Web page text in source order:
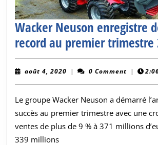
Wacker Neuson enregistre
record au premier trimestre
août 4, 2020 août
| 0 Comment |
Le groupe Wacker Neuson a démarré
succès au premier trimestre avec une
ventes de plus de 9 % à 371 millions
339 millions